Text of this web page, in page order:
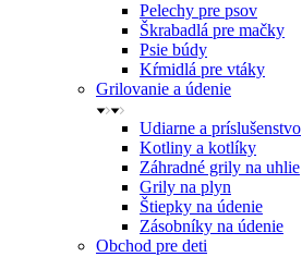
Pelechy pre psov
Škrabadlá pre mačky
Psie búdy
Kŕmidlá pre vtáky
Grilovanie a údenie
Udiarne a príslušenstvo
Kotliny a kotlíky
Záhradné grily na uhlie
Grily na plyn
Štiepky na údenie
Zásobníky na údenie
Obchod pre deti